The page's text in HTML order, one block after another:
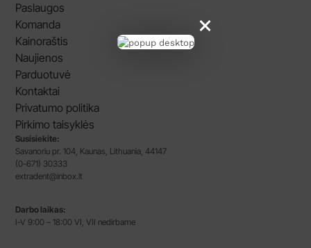
Paslaugos
Komanda
Kainoraštis
Naujienos
Parduotuvė
Kontaktai
Privatumo politika
Pirkimo taisyklės
Susisiekite:
Savanoriu pr. 104, Kaunas, Lithuania, 44147
(0-671) 30333
extradent@inbox.lt
Darbo laikas:
I-V 9:00 – 18:00 VI, VII nedirbame